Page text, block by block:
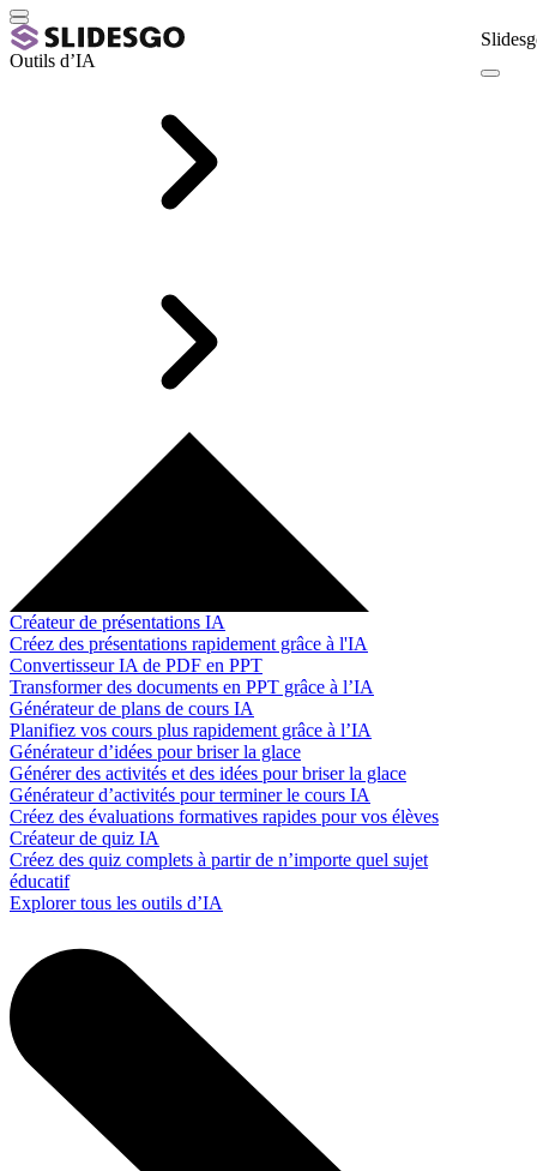
Outils d’IA
Créateur de présentations IA
Créez des présentations rapidement grâce à l'IA
Convertisseur IA de PDF en PPT
Transformer des documents en PPT grâce à l’IA
Générateur de plans de cours IA
Planifiez vos cours plus rapidement grâce à l’IA
Générateur d’idées pour briser la glace
Générer des activités et des idées pour briser la glace
Générateur d’activités pour terminer le cours IA
Créez des évaluations formatives rapides pour vos élèves
Créateur de quiz IA
Créez des quiz complets à partir de n’importe quel sujet
éducatif
Explorer tous les outils d’IA